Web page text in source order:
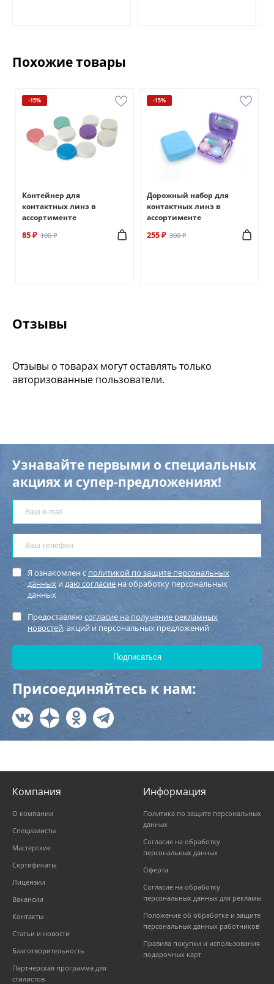
Похожие товары
-15%
Контейнер для
контактных линз в
ассортименте
85 ₽ 100 ₽
-15%
Дорожный набор для
контактных линз в
ассортименте
255 ₽ 300 ₽
Отзывы
Отзывы о товарах могут оставлять только
авторизованные пользователи.
Узнавайте первыми о специальных
акциях и супер-предложениях!
Я ознакомлен с политикой по защите персональных
данных идаю согласие на обработку персональных
данных
Предоставляю согласие на получение рекламных
новостей, акций и персональных предложений
Присоединяйтесь к нам:
Компания
О компании
Специалисты
Мастерские
Сертификаты
Лицензии
Вакансии
Контакты
Статьи и новости
Благотворительность
Партнерская программа для
стилистов
Информация
Политика по защите персональных
данных
Согласие на обработку
персональных данных
Оферта
Согласие на обработку
персональных данных для рекламы
Положение об обработке и защите
персональных данных работников
Правила покупки и использования
подарочных карт